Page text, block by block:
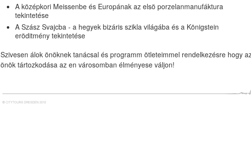
A középkori Meissenbe és Europának az elsö porzelanmanufáktura
tekintetése
A Szász Svajcba - a hegyek bizáris szikla világába és a Königstein
eröditmény tekintetése
Szivesen álok önöknek tanácsal és programm ötleteimmel rendelkezésre hogy
önök tártozkodása az en városomban élményese váljon!